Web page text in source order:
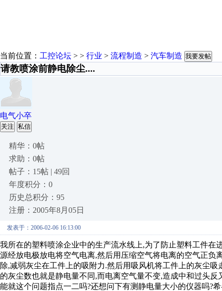
当前位置： 工控论坛 > > 行业 > 流程制造 > 汽车制造 我要发帖
请教喷涂前静电除尘....
电气小卒
关注 私信
精华：0帖
求助：0帖
帖子：15帖 | 49回
年度积分：0
历史总积分：95
注册：2005年8月05日
发表于：2006-02-06 16:13:00
我所在的塑料喷涂企业中的生产流水线上,为了防止塑料工件
源经放电极放电将空气电离,然后用压缩空气将电离的空气正
除,减弱灰尘在工件上的吸附力.然后用吸风机将工件上的灰尘
的灰尘数也就是静电量不同,而电离空气量不变,造成中和过头
能就这个问题指点一二吗?还想问下有测静电量大小的仪器吗?